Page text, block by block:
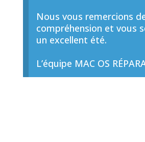
Nous vous remercions
compréhension et vous
un excellent été.
L’équipe MAC OS